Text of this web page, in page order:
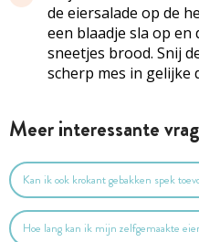
de eiersalade op de
een blaadje sla op en
sneetjes brood. Snij
scherp mes in gelijke
Meer interessante
Kan ik ook krokant gebakken spek
Hoe lang kan ik mijn zelfgemaakte